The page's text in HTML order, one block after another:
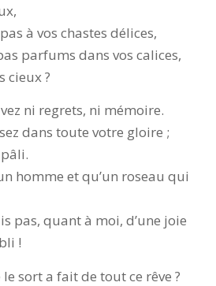
à vos chastes délices,
parfums dans vos calices,
cieux ?
ni regrets, ni mémoire.
dans toute votre gloire ;
homme et qu’un roseau qui
pas, quant à moi, d’une joie
!
le sort a fait de tout ce rêve ?